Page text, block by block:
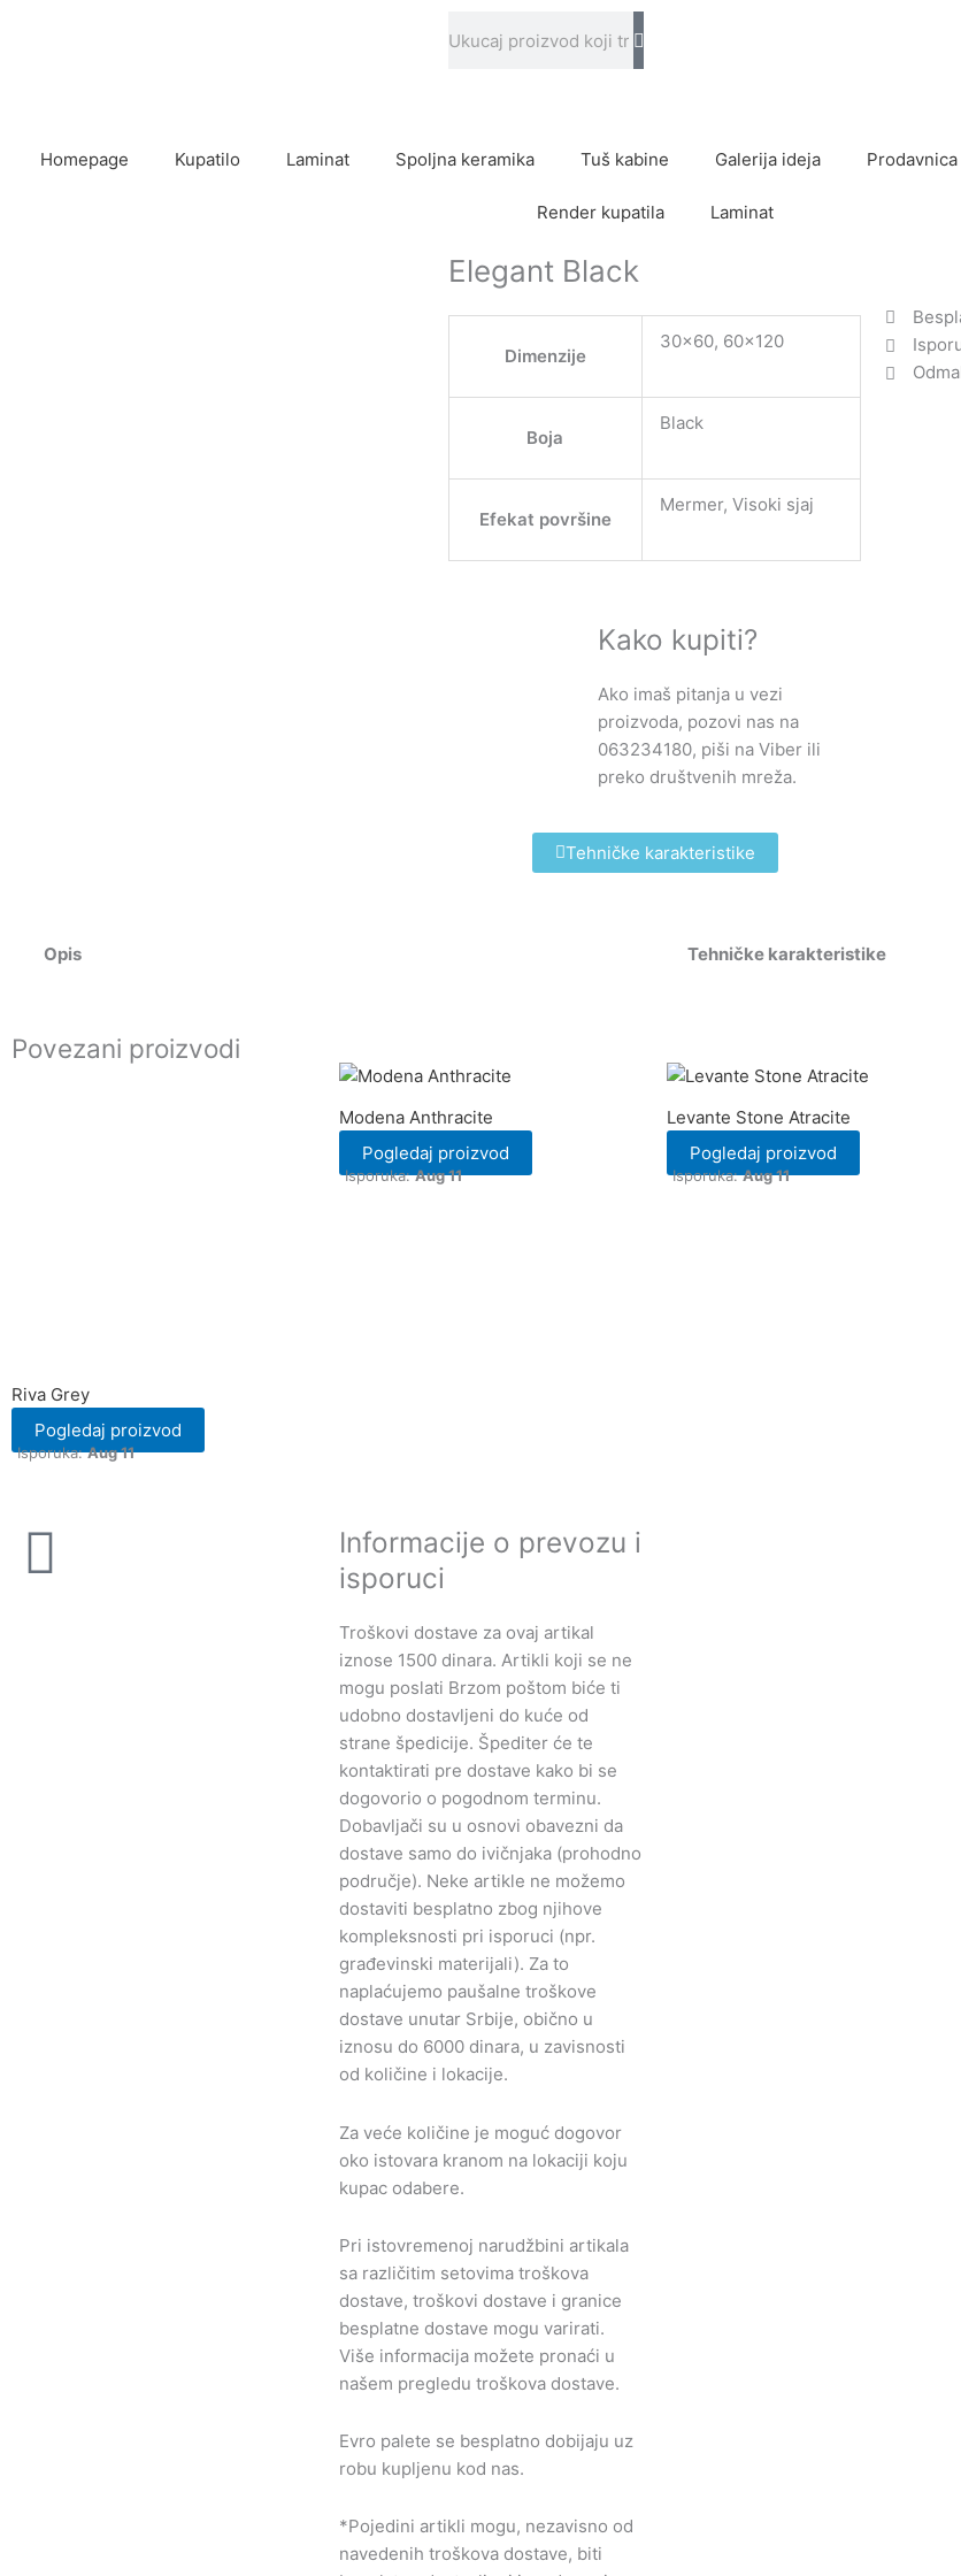
Homepage Kupatilo Laminat Spoljna keramika Tuš kabine Galerija ideja Prodavnica
Render kupatila Laminat
Elegant Black
Dimenzije
30×60, 60×120
Boja
Black
Efekat površine
Mermer, Visoki sjaj
Kako kupiti?
Ako imaš pitanja u vezi
proizvoda, pozovi nas na
063234180, piši na Viber ili
preko društvenih mreža.
Tehničke karakteristike
Opis Tehničke karakteristike
Povezani proizvodi
Riva Grey
Pogledaj proizvod
Isporuka:Aug 11
Modena Anthracite
Pogledaj proizvod
Isporuka:Aug 11
Levante Stone Atracite
Pogledaj proizvod
Isporuka:Aug 11
Informacije o prevozu i
isporuci
Troškovi dostave za ovaj artikal
iznose 1500 dinara. Artikli koji se ne
mogu poslati Brzom poštom biće ti
udobno dostavljeni do kuće od
strane špedicije. Špediter će te
kontaktirati pre dostave kako bi se
dogovorio o pogodnom terminu.
Dobavljači su u osnovi obavezni da
dostave samo do ivičnjaka (prohodno
područje). Neke artikle ne možemo
dostaviti besplatno zbog njihove
kompleksnosti pri isporuci (npr.
građevinski materijali). Za to
naplaćujemo paušalne troškove
dostave unutar Srbije, obično u
iznosu do 6000 dinara, u zavisnosti
od količine i lokacije.
Za veće količine je moguć dogovor
oko istovara kranom na lokaciji koju
kupac odabere.
Pri istovremenoj narudžbini artikala
sa različitim setovima troškova
dostave, troškovi dostave i granice
besplatne dostave mogu varirati.
Više informacija možete pronaći u
našem pregledu troškova dostave.
Evro palete se besplatno dobijaju uz
robu kupljenu kod nas.
*Pojedini artikli mogu, nezavisno od
navedenih troškova dostave, biti